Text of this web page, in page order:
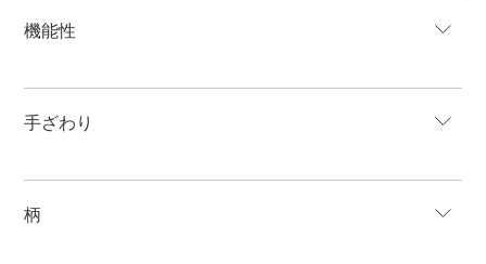
機能性
手ざわり
柄